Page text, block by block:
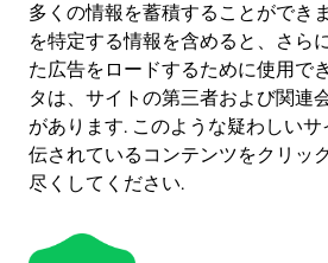
多くの情報を蓄積することができ
を特定する情報を含めると、さら
た広告をロードするために使用で
タは、サイトの第三者および関連
があります. このような疑わしい
伝されているコンテンツをクリッ
尽くしてください.